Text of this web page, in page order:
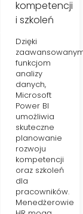
kompetencji
i szkoleń
Dzięki
funkcjom
analizy
danych,
Microsoft
Power BI
umożliwia
skuteczne
planowanie
rozwoju
kompetencji
oraz szkoleń
dla
pracowników.
Menedżerowie